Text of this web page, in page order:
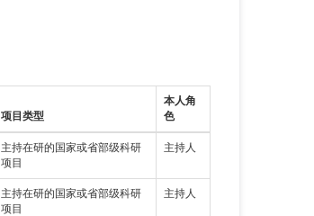
项目类型
本人角
色
主持在研的国家或省部级科研
项目
主持人
主持在研的国家或省部级科研
项目
主持人